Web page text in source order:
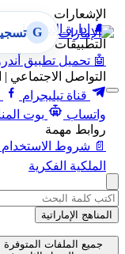
الإشعارات
🔔 إدارة الإشعارات
التطبيقات
🤖 تحميل تطبيق
التواصل الاجتماعي
قناة تيليجرام
واتساب
بوت
روابط مهمة
📄 شروط الاستخدام
الملكية الفكرية
G
المناهج الإماراتية
جميع الملفات